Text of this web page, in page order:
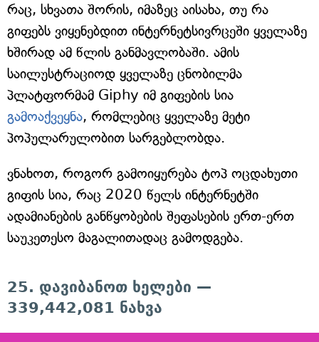
რაც, სხვათა შორის, იმაზეც აისახა, თუ რა
გიფებს ვიყენებდით ინტერნეტსივრცეში ყველაზე
ხშირად ამ წლის განმავლობაში. ამის
საილუსტრაციოდ ყველაზე ცნობილმა
პლატფორმამ Giphy იმ გიფების სია
გამოაქვეყნა, რომლებიც ყველაზე მეტი
პოპულარულობით სარგებლობდა.
ვნახოთ, როგორ გამოიყურება ტოპ ოცდახუთი
გიფის სია, რაც 2020 წელს ინტერნეტში
ადამიანების განწყობების შეფასების ერთ-ერთ
საუკეთესო მაგალითადაც გამოდგება.
25. დავიბანოთ ხელები —
339,442,081 ნახვა